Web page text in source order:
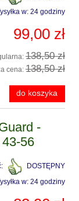
w: 24 godziny
99,00 zł
138,50 zł
cena: 138,50 zł
do koszyka
-
56
DOSTĘPNY
w: 24 godziny